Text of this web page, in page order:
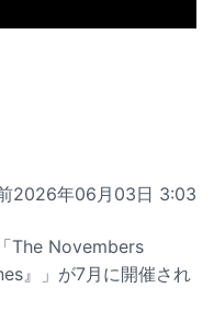
2026年06月03日 3:03
The Novembers
』」が7月に開催され